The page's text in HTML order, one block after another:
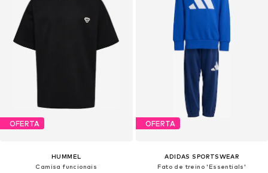
OFERTA
HUMMEL
Camisa funcionais
OFERTA
ADIDAS SPORTSWEAR
Fato de treino 'Essentials'